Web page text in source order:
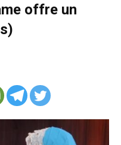
offre un